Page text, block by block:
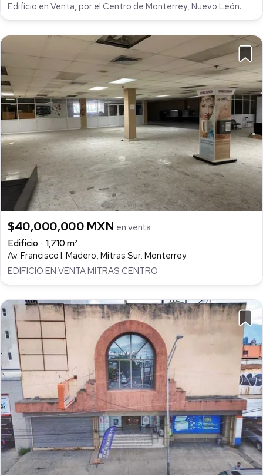
Edificio en Venta, por el Centro de Monterrey, Nuevo León.
$40,000,000 MXN en venta
Edificio
1,710 m²
Av. Francisco I. Madero, Mitras Sur, Monterrey
EDIFICIO EN VENTA MITRAS CENTRO